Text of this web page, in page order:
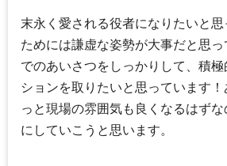
末永く愛される役者になりたいと
ためには謙虚な姿勢が大事だと思
でのあいさつをしっかりして、積
ションを取りたいと思っています
っと現場の雰囲気も良くなるはず
にしていこうと思います。